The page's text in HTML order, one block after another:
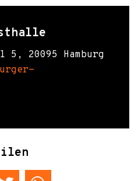
5, 20095 Hamburg